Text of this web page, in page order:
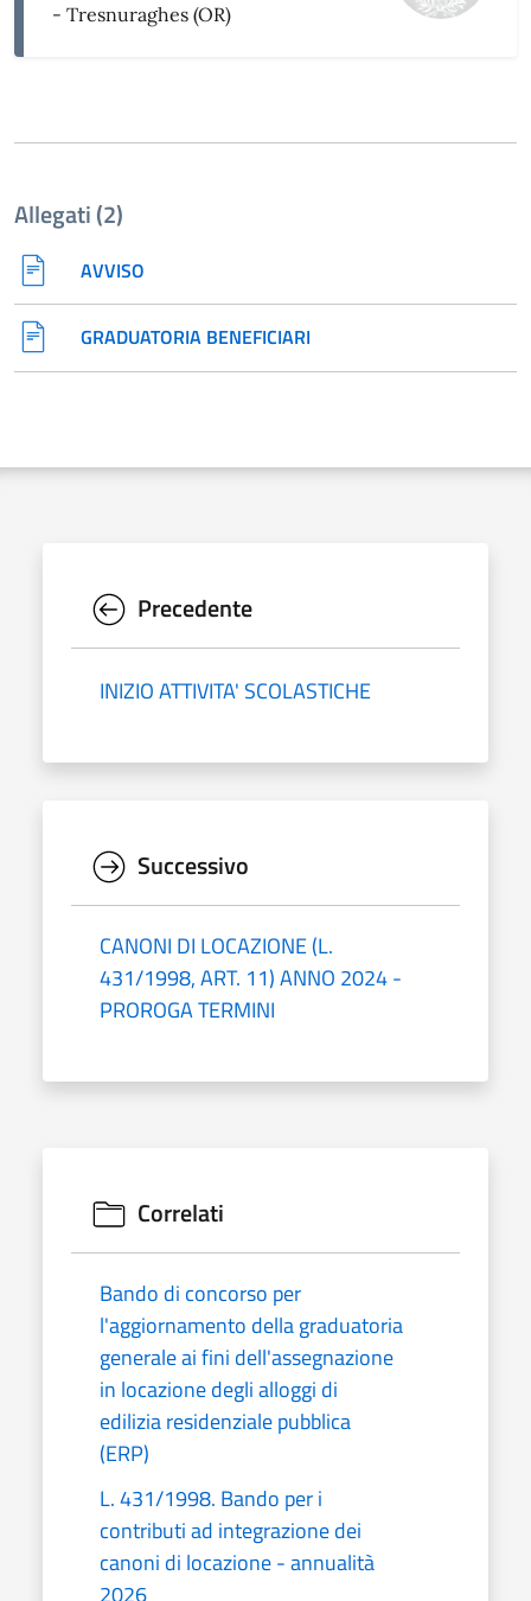
- Tresnuraghes (OR)
Allegati (2)
AVVISO
GRADUATORIA BENEFICIARI
Precedente
INIZIO ATTIVITA' SCOLASTICHE
Successivo
CANONI DI LOCAZIONE (L.
431/1998, ART. 11) ANNO 2024 -
PROROGA TERMINI
Correlati
Bando di concorso per
l'aggiornamento della graduatoria
generale ai fini dell'assegnazione
in locazione degli alloggi di
edilizia residenziale pubblica
(ERP)
L. 431/1998. Bando per i
contributi ad integrazione dei
canoni di locazione - annualità
2026